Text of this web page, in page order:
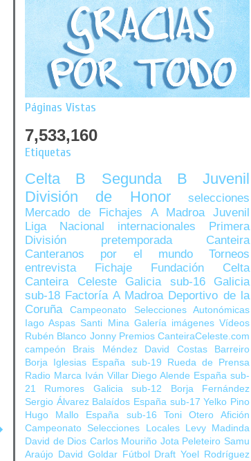
Páginas Vistas
7,533,160
Etiquetas
Celta B Segunda B
Juvenil
División de Honor
selecciones
Mercado de Fichajes
A Madroa
Juvenil
Liga Nacional
internacionales
Primera
División
pretemporada
Canteira
Canteranos por el mundo
Torneos
entrevista
Fichaje
Fundación Celta
Canteira Celeste
Galicia sub-16
Galicia
sub-18 Factoría A Madroa Deportivo de la
Coruña
Campeonato Selecciones Autonómicas
Iago Aspas Santi Mina Galería imágenes Vídeos
Rubén Blanco Jonny Premios CanteiraCeleste.com
campeón
Brais Méndez David Costas
Barreiro
Borja Iglesias
España sub-19
Rueda de Prensa
Radio Marca
Iván Villar Diego Alende España sub-
21
Rumores Galicia sub-12
Borja Fernández
Sergio Álvarez Balaídos España sub-17 Yelko Pino
Hugo Mallo
España sub-16 Toni Otero
Afición
Campeonato Selecciones Locales
Levy Madinda
David de Dios Carlos Mouriño Jota Peleteiro Samu
Araújo David Goldar Fútbol Draft Yoel Rodríguez